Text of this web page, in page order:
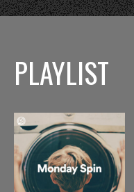
PLAYLIST